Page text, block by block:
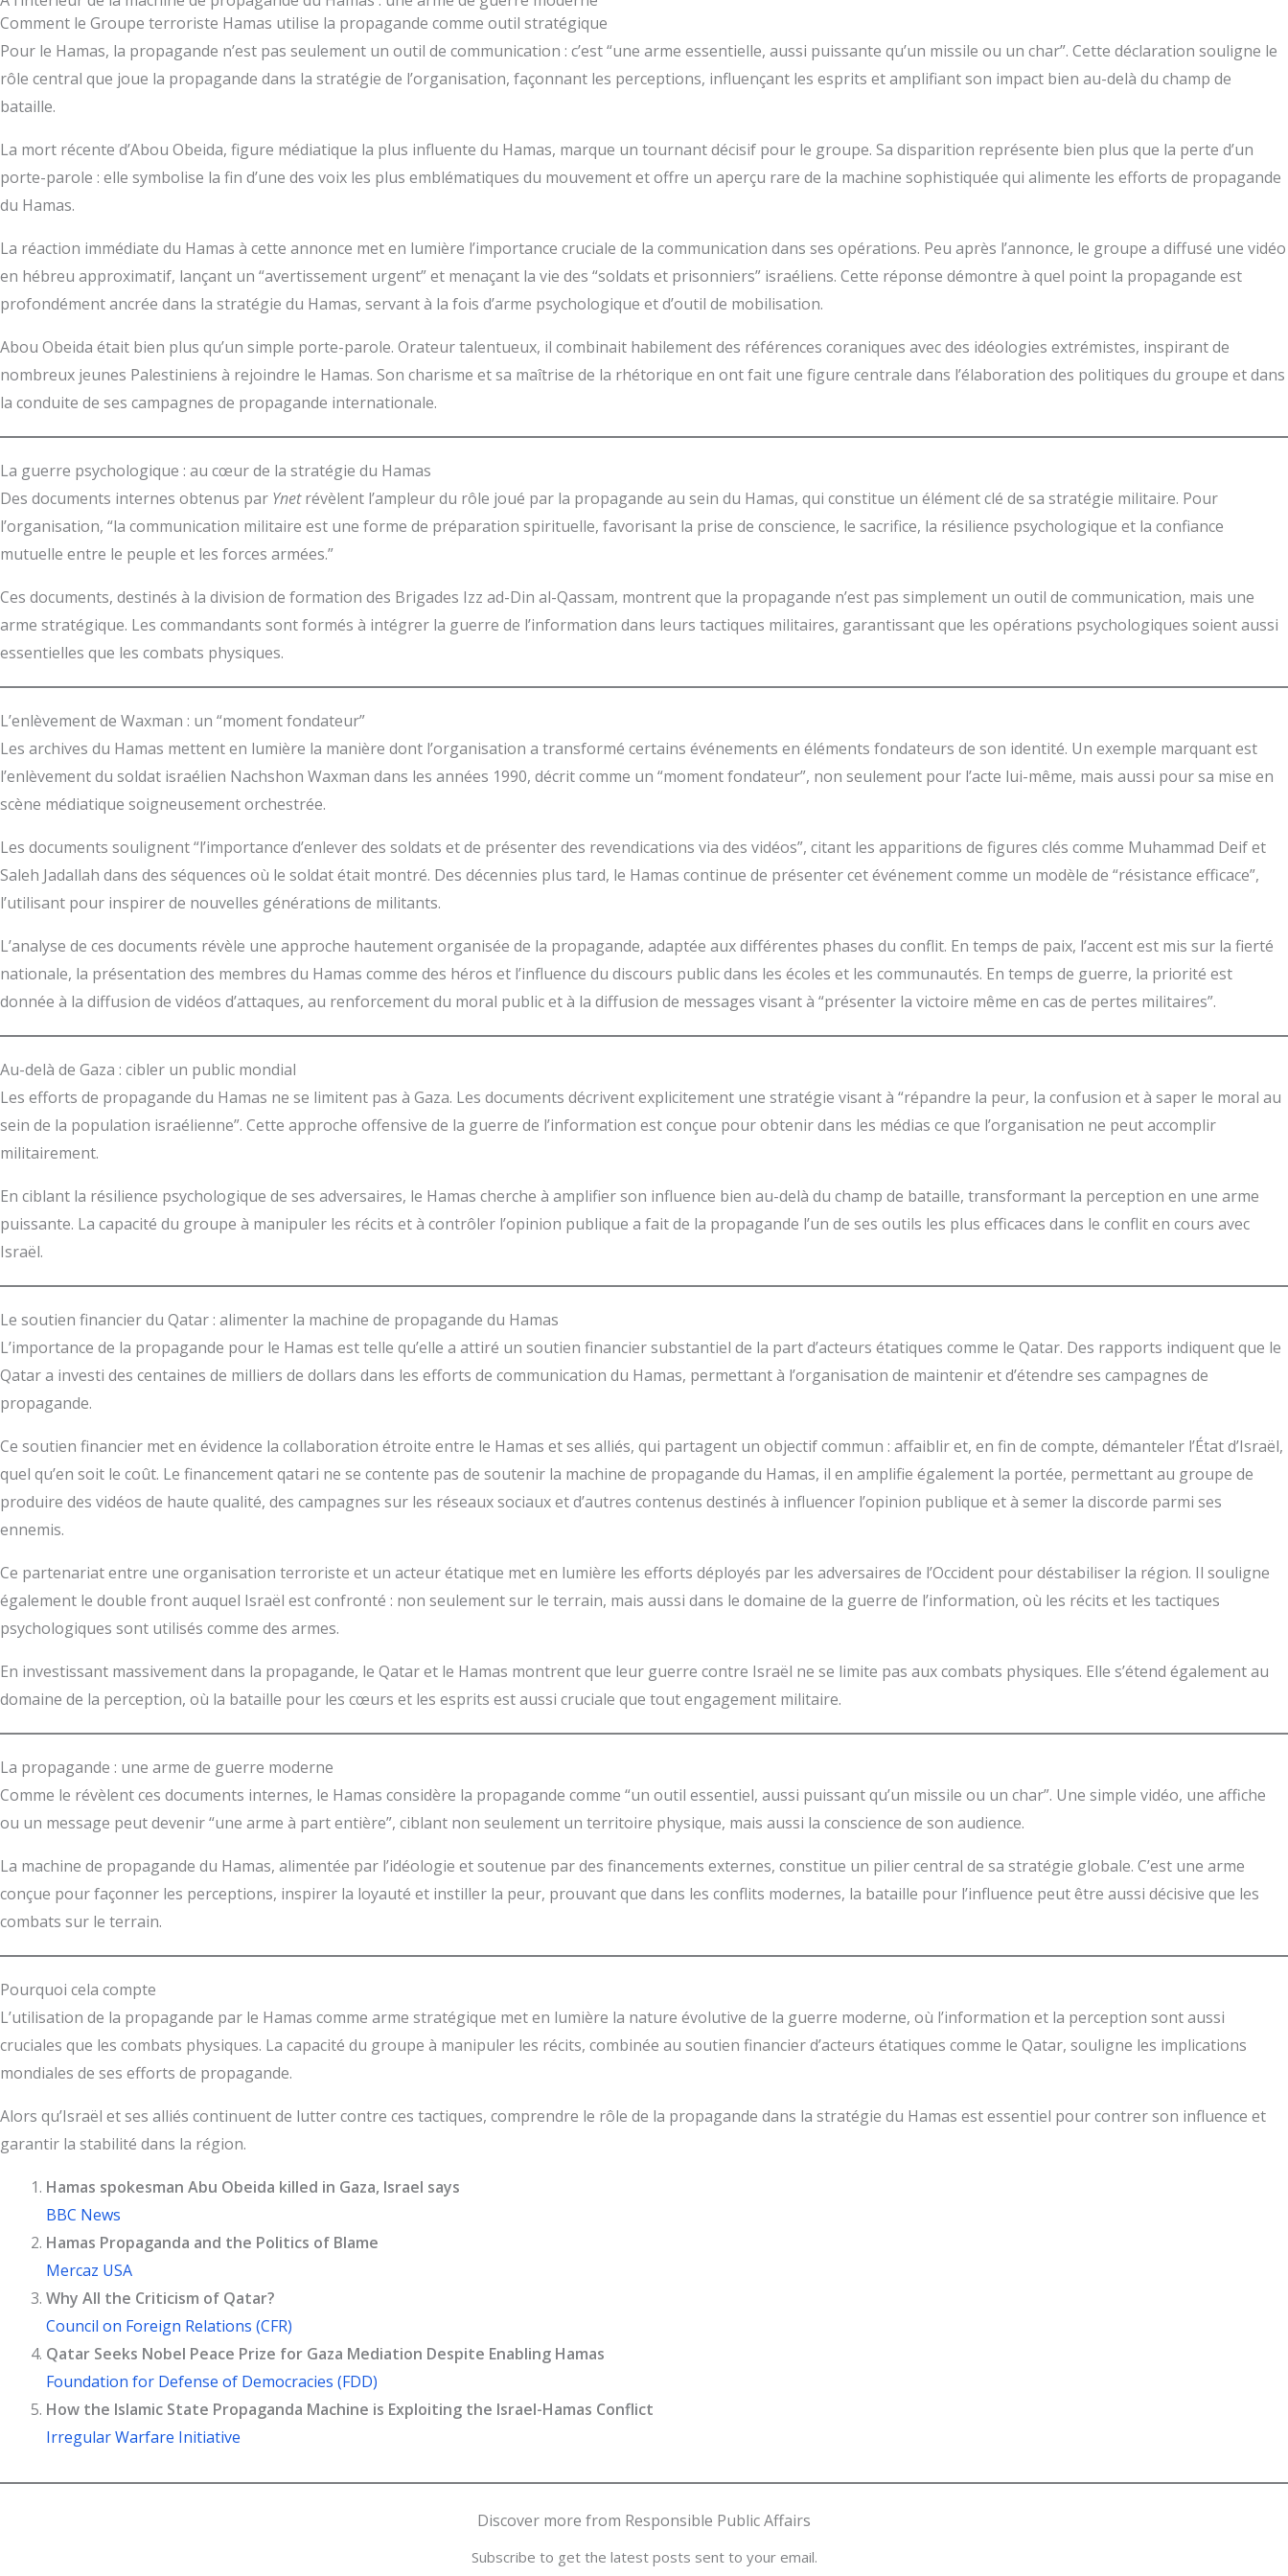
Comment le Groupe terroriste Hamas utilise la propagande comme outil stratégique
Pour le Hamas, la propagande n’est pas seulement un outil de communication : c’est “une arme essentielle, aussi puissante qu’un missile ou un char”. Cette déclaration souligne le
rôle central que joue la propagande dans la stratégie de l’organisation, façonnant les perceptions, influençant les esprits et amplifiant son impact bien au-delà du champ de
bataille.
La mort récente d’Abou Obeida, figure médiatique la plus influente du Hamas, marque un tournant décisif pour le groupe. Sa disparition représente bien plus que la perte d’un
porte-parole : elle symbolise la fin d’une des voix les plus emblématiques du mouvement et offre un aperçu rare de la machine sophistiquée qui alimente les efforts de propagande
du Hamas.
La réaction immédiate du Hamas à cette annonce met en lumière l’importance cruciale de la communication dans ses opérations. Peu après l’annonce, le groupe a diffusé une vidéo
en hébreu approximatif, lançant un “avertissement urgent” et menaçant la vie des “soldats et prisonniers” israéliens. Cette réponse démontre à quel point la propagande est
profondément ancrée dans la stratégie du Hamas, servant à la fois d’arme psychologique et d’outil de mobilisation.
Abou Obeida était bien plus qu’un simple porte-parole. Orateur talentueux, il combinait habilement des références coraniques avec des idéologies extrémistes, inspirant de
nombreux jeunes Palestiniens à rejoindre le Hamas. Son charisme et sa maîtrise de la rhétorique en ont fait une figure centrale dans l’élaboration des politiques du groupe et dans
la conduite de ses campagnes de propagande internationale.
La guerre psychologique : au cœur de la stratégie du Hamas
Des documents internes obtenus par Ynetrévèlent l’ampleur du rôle joué par la propagande au sein du Hamas, qui constitue un élément clé de sa stratégie militaire. Pour
l’organisation, “la communication militaire est une forme de préparation spirituelle, favorisant la prise de conscience, le sacrifice, la résilience psychologique et la confiance
mutuelle entre le peuple et les forces armées.”
Ces documents, destinés à la division de formation des Brigades Izz ad-Din al-Qassam, montrent que la propagande n’est pas simplement un outil de communication, mais une
arme stratégique. Les commandants sont formés à intégrer la guerre de l’information dans leurs tactiques militaires, garantissant que les opérations psychologiques soient aussi
essentielles que les combats physiques.
L’enlèvement de Waxman : un “moment fondateur”
Les archives du Hamas mettent en lumière la manière dont l’organisation a transformé certains événements en éléments fondateurs de son identité. Un exemple marquant est
l’enlèvement du soldat israélien Nachshon Waxman dans les années 1990, décrit comme un “moment fondateur”, non seulement pour l’acte lui-même, mais aussi pour sa mise en
scène médiatique soigneusement orchestrée.
Les documents soulignent “l’importance d’enlever des soldats et de présenter des revendications via des vidéos”, citant les apparitions de figures clés comme Muhammad Deif et
Saleh Jadallah dans des séquences où le soldat était montré. Des décennies plus tard, le Hamas continue de présenter cet événement comme un modèle de “résistance efficace”,
l’utilisant pour inspirer de nouvelles générations de militants.
L’analyse de ces documents révèle une approche hautement organisée de la propagande, adaptée aux différentes phases du conflit. En temps de paix, l’accent est mis sur la fierté
nationale, la présentation des membres du Hamas comme des héros et l’influence du discours public dans les écoles et les communautés. En temps de guerre, la priorité est
donnée à la diffusion de vidéos d’attaques, au renforcement du moral public et à la diffusion de messages visant à “présenter la victoire même en cas de pertes militaires”.
Au-delà de Gaza : cibler un public mondial
Les efforts de propagande du Hamas ne se limitent pas à Gaza. Les documents décrivent explicitement une stratégie visant à “répandre la peur, la confusion et à saper le moral au
sein de la population israélienne”. Cette approche offensive de la guerre de l’information est conçue pour obtenir dans les médias ce que l’organisation ne peut accomplir
militairement.
En ciblant la résilience psychologique de ses adversaires, le Hamas cherche à amplifier son influence bien au-delà du champ de bataille, transformant la perception en une arme
puissante. La capacité du groupe à manipuler les récits et à contrôler l’opinion publique a fait de la propagande l’un de ses outils les plus efficaces dans le conflit en cours avec
Israël.
Le soutien financier du Qatar : alimenter la machine de propagande du Hamas
L’importance de la propagande pour le Hamas est telle qu’elle a attiré un soutien financier substantiel de la part d’acteurs étatiques comme le Qatar. Des rapports indiquent que le
Qatar a investi des centaines de milliers de dollars dans les efforts de communication du Hamas, permettant à l’organisation de maintenir et d’étendre ses campagnes de
propagande.
Ce soutien financier met en évidence la collaboration étroite entre le Hamas et ses alliés, qui partagent un objectif commun : affaiblir et, en fin de compte, démanteler l’État d’Israël,
quel qu’en soit le coût. Le financement qatari ne se contente pas de soutenir la machine de propagande du Hamas, il en amplifie également la portée, permettant au groupe de
produire des vidéos de haute qualité, des campagnes sur les réseaux sociaux et d’autres contenus destinés à influencer l’opinion publique et à semer la discorde parmi ses
ennemis.
Ce partenariat entre une organisation terroriste et un acteur étatique met en lumière les efforts déployés par les adversaires de l’Occident pour déstabiliser la région. Il souligne
également le double front auquel Israël est confronté : non seulement sur le terrain, mais aussi dans le domaine de la guerre de l’information, où les récits et les tactiques
psychologiques sont utilisés comme des armes.
En investissant massivement dans la propagande, le Qatar et le Hamas montrent que leur guerre contre Israël ne se limite pas aux combats physiques. Elle s’étend également au
domaine de la perception, où la bataille pour les cœurs et les esprits est aussi cruciale que tout engagement militaire.
La propagande : une arme de guerre moderne
Comme le révèlent ces documents internes, le Hamas considère la propagande comme “un outil essentiel, aussi puissant qu’un missile ou un char”. Une simple vidéo, une affiche
ou un message peut devenir “une arme à part entière”, ciblant non seulement un territoire physique, mais aussi la conscience de son audience.
La machine de propagande du Hamas, alimentée par l’idéologie et soutenue par des financements externes, constitue un pilier central de sa stratégie globale. C’est une arme
conçue pour façonner les perceptions, inspirer la loyauté et instiller la peur, prouvant que dans les conflits modernes, la bataille pour l’influence peut être aussi décisive que les
combats sur le terrain.
Pourquoi cela compte
L’utilisation de la propagande par le Hamas comme arme stratégique met en lumière la nature évolutive de la guerre moderne, où l’information et la perception sont aussi
cruciales que les combats physiques. La capacité du groupe à manipuler les récits, combinée au soutien financier d’acteurs étatiques comme le Qatar, souligne les implications
mondiales de ses efforts de propagande.
Alors qu’Israël et ses alliés continuent de lutter contre ces tactiques, comprendre le rôle de la propagande dans la stratégie du Hamas est essentiel pour contrer son influence et
garantir la stabilité dans la région.
Hamas spokesman Abu Obeida killed in Gaza, Israel says
BBC News
Hamas Propaganda and the Politics of Blame
Mercaz USA
Why All the Criticism of Qatar?
Council on Foreign Relations (CFR)
Qatar Seeks Nobel Peace Prize for Gaza Mediation Despite Enabling Hamas
Foundation for Defense of Democracies (FDD)
How the Islamic State Propaganda Machine is Exploiting the Israel-Hamas Conflict
Irregular Warfare Initiative
Discover more from Responsible Public Affairs
Subscribe to get the latest posts sent to your email.
Type your email…